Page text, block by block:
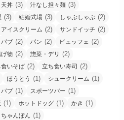
天丼 (3) 汁なし担々麺 (3)
(3) 結婚式場 (3) しゃぶしゃぶ (2)
アイスクリーム (2) サンドイッチ (2)
パブ (2) パン (2) ビュッフェ (2)
物 (2) 惣菜・デリ (2)
いそば (2) 立ち食い寿司 (2)
ほうとう (1) シュークリーム (1)
パプ(1) スポーツバー (1)
(1) ホットドッグ (1) かき (1)
ちゃんぽん (1)